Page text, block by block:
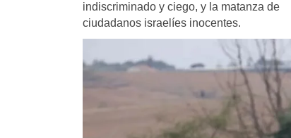
indiscriminado y ciego, y la matanza de
ciudadanos israelíes inocentes.